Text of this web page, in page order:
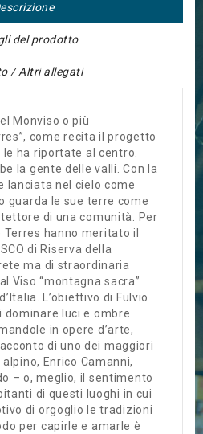
del prodotto
/ Altri allegati
Monviso o più
come recita il progetto
ha riportate al centro.
la gente delle valli. Con la
lanciata nel cielo come
guarda le sue terre come
di una comunità. Per
hanno meritato il
di Riserva della
ma di straordinaria
Viso “montagna sacra”
L’obiettivo di Fulvio
dominare luci e ombre
in opere d’arte,
di uno dei maggiori
Enrico Camanni,
– o, meglio, il sentimento
di questi luoghi in cui
di orgoglio le tradizioni
per capirle e amarle è